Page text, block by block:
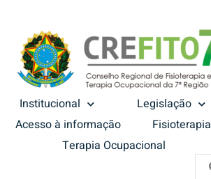
Institucional
Legislação
Acesso à informação
Fisioterapia
Terapia Ocupacional